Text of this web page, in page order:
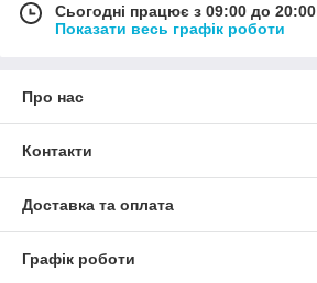
Сьогодні працює з 09:00 до 20:00
Показати весь графік роботи
Про нас
Контакти
Доставка та оплата
Графік роботи